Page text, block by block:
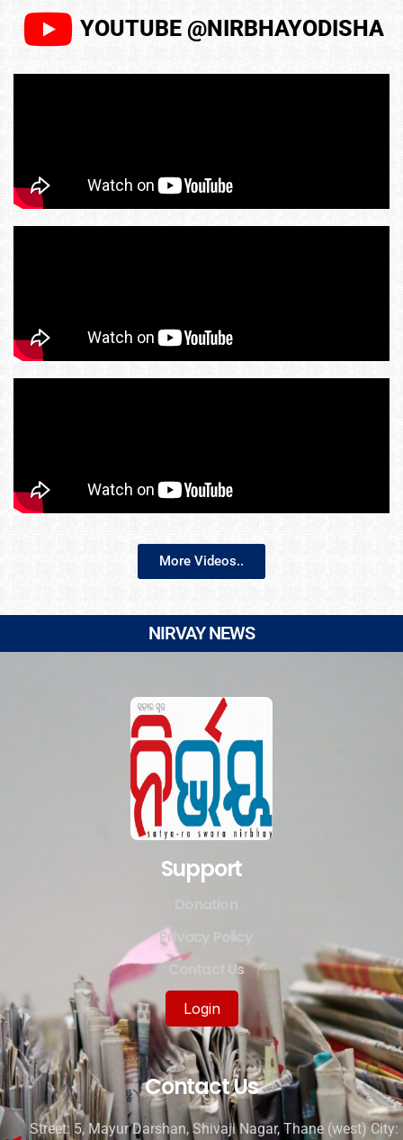
YOUTUBE @NIRBHAYODISHA
More Videos..
NIRVAY NEWS
Support
Privacy Policy
Contact Us
Login
Contact Us
Street: 5, Mayur Darshan, Shivaji Nagar, Thane (west) City: